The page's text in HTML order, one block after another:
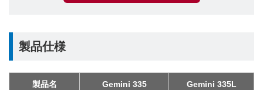
製品仕様
製品名 Gemini 335 Gemini 335L